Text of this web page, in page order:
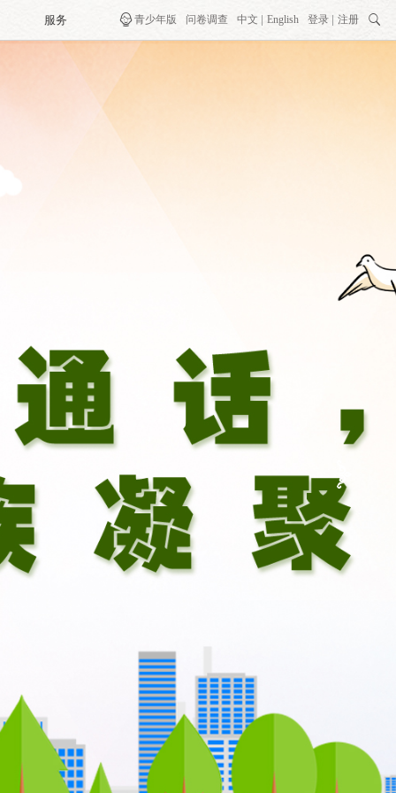
服务 青少年版 问卷调查 中文 English 登录 注册 